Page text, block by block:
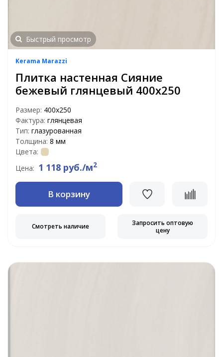
Быстрый просмотр
Kerama Marazzi
Плитка настенная Сияние
бежевый глянцевый 400х250
Размер: 400х250
Фактура: глянцевая
Тип: глазурованная
Толщина: 8 мм
Цвета:
Цена: 1 118 руб./м2
В корзину
Смотреть наличие
Запросить оптовую
цену